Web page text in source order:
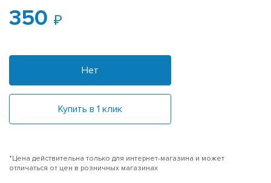
350
Нет
Купить в 1 клик
*Цена действительна только для интернет-магазина и может
отличаться от цен в розничных магазинах